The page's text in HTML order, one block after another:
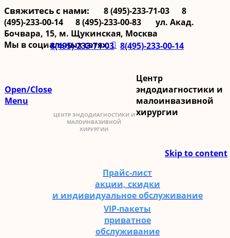
Свяжитесь с нами: 8 (495)-233-71-03
8
(495)-233-00-14
8 (495)-233-00-83
ул. Акад.
Бочвара, 15, м. Щукинская, Москва
Мы в социальных сетях:
8(495)-233-71-03  8(495)-233-00-14
Open/Close
Menu
Центр
эндодиагностики и
малоинвазивной
хирургии
Skip to content
Прайс-лист
акции, скидки
и индивидуальное обслуживание
VIP-пакеты
приватное
обслуживание